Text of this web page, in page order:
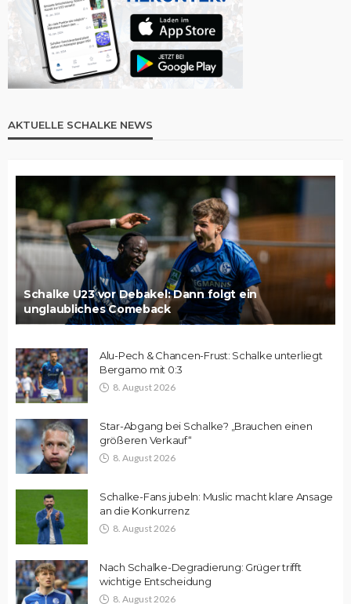
AKTUELLE SCHALKE NEWS
Schalke U23 vor Debakel: Dann folgt ein
unglaubliches Comeback
Alu-Pech & Chancen-Frust: Schalke unterliegt
Bergamo mit 0:3
8. August 2026
Star-Abgang bei Schalke? „Brauchen einen
größeren Verkauf“
8. August 2026
Schalke-Fans jubeln: Muslic macht klare Ansage
an die Konkurrenz
8. August 2026
Nach Schalke-Degradierung: Grüger trifft
wichtige Entscheidung
8. August 2026